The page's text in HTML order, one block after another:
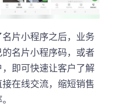
名片小程序之后，业务
名片小程序码，或者
即可快速让客户了解
在线交流，缩短销售